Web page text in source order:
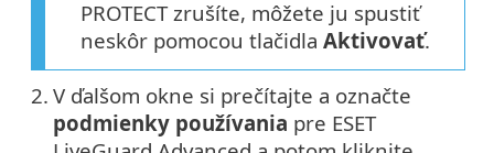
PROTECT zrušíte, môžete ju spustiť
neskôr pomocou tlačidla Aktivovať.
2. V ďalšom okne si prečítajte a označte
podmienky používania pre ESET